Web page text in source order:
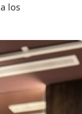
los